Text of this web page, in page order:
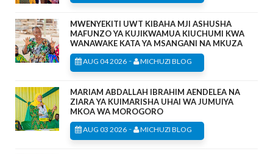
MWENYEKITI UWT KIBAHA MJI ASHUSHA
MAFUNZO YA KUJIKWAMUA KIUCHUMI KWA
WANAWAKE KATA YA MSANGANI NA MKUZA
AUG 04 2026 - MICHUZI BLOG
MARIAM ABDALLAH IBRAHIM AENDELEA NA
ZIARA YA KUIMARISHA UHAI WA JUMUIYA
MKOA WA MOROGORO
AUG 03 2026 - MICHUZI BLOG